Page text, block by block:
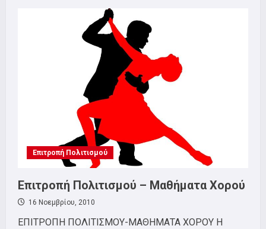
ιστοσελίδα
και
συγκρότηση
επιτροπών
Επιτροπή Πολιτισμού
Επιτροπή Πολιτισμού – Μαθήματα Χορού
16 Νοεμβρίου, 2010
EΠΙΤΡΟΠΗ ΠΟΛΙΤΙΣΜΟΥ-ΜΑΘΗΜΑΤΑ ΧΟΡΟΥ Η